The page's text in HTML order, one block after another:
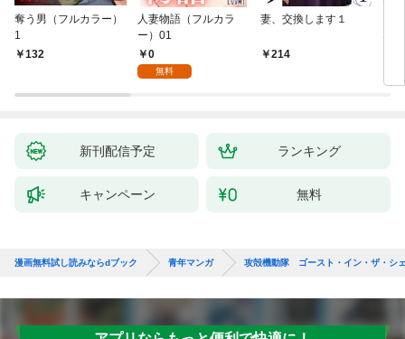
奪う男（フルカラー）
1
132
人妻物語（フルカラ
ー）01
0
無料
妻、交換します１
214
な
新刊配信予定 ランキング
キャンペーン 無料
漫画無料試し読みならdブック 青年マンガ 攻殻機動隊 ゴースト・イン・ザ・シ